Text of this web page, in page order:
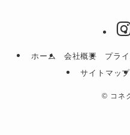
ホーム 会社概要 プラ
サイトマップ
© コネ